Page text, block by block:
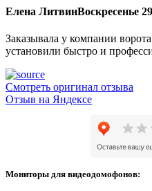
Елена ЛитвинВоскресенье
Заказывала у компании
установили быстро и
Смотреть оригинал отзыва
Отзыв на Яндексе
Мониторы для видеодомофонов: